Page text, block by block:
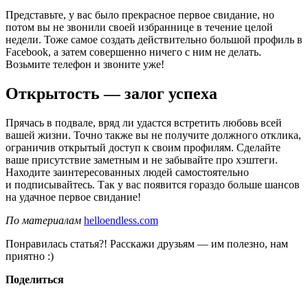
Представьте, у вас было прекрасное первое свидание, но
потом вы не звонили своей избраннице в течение целой
недели. Тоже самое создать действительно большой профиль в
Facebook, а затем совершенно ничего с ним не делать.
Возьмите телефон и звоните уже!
Открытость — залог успеха
Прячась в подвале, вряд ли удастся встретить любовь всей
вашей жизни. Точно также вы не получите должного отклика,
ограничив открытый доступ к своим профилям. Сделайте
ваше присутствие заметным и не забывайте про хэштеги.
Находите заинтересованных людей самостоятельно
и подписывайтесь. Так у вас появится гораздо больше шансов
на удачное первое свидание!
По материалам helloendless.com
Понравилась статья?! Расскажи друзьям — им полезно, нам
приятно :)
Поделиться